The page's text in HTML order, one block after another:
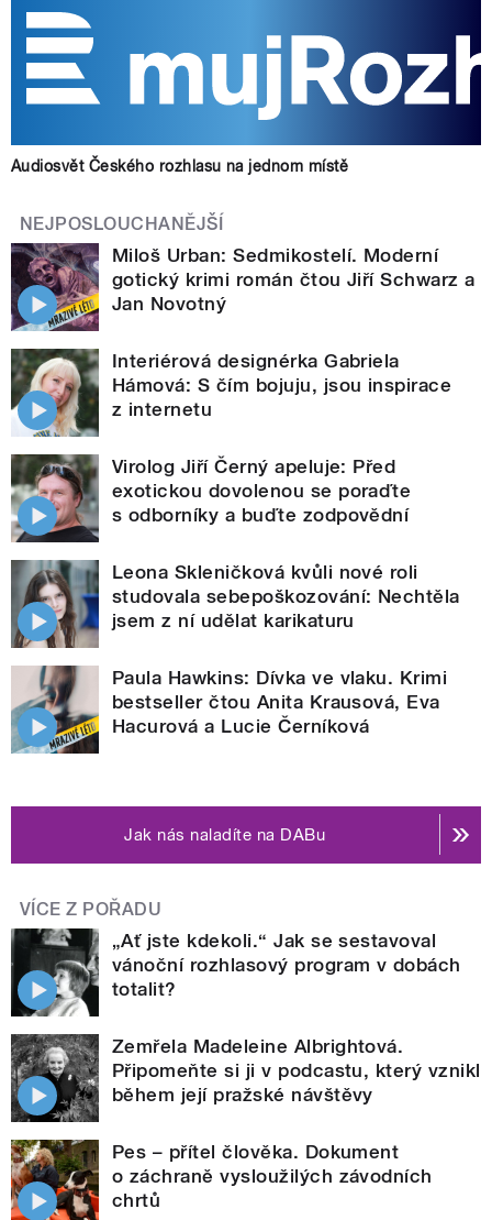
Audiosvět Českého rozhlasu na jednom místě
NEJPOSLOUCHANĚJŠÍ
Miloš Urban: Sedmikostelí. Moderní
gotický krimi román čtou Jiří Schwarz a
Jan Novotný
Interiérová designérka Gabriela
Hámová: S čím bojuju, jsou inspirace
z internetu
Virolog Jiří Černý apeluje: Před
exotickou dovolenou se poraďte
s odborníky a buďte zodpovědní
Leona Skleničková kvůli nové roli
studovala sebepoškozování: Nechtěla
jsem z ní udělat karikaturu
Paula Hawkins: Dívka ve vlaku. Krimi
bestseller čtou Anita Krausová, Eva
Hacurová a Lucie Černíková
Jak nás naladíte na DABu
VÍCE Z POŘADU
„Ať jste kdekoli.“ Jak se sestavoval
vánoční rozhlasový program v dobách
totalit?
Zemřela Madeleine Albrightová.
Připomeňte si ji v podcastu, který vznikl
během její pražské návštěvy
Pes – přítel člověka. Dokument
o záchraně vysloužilých závodních
chrtů